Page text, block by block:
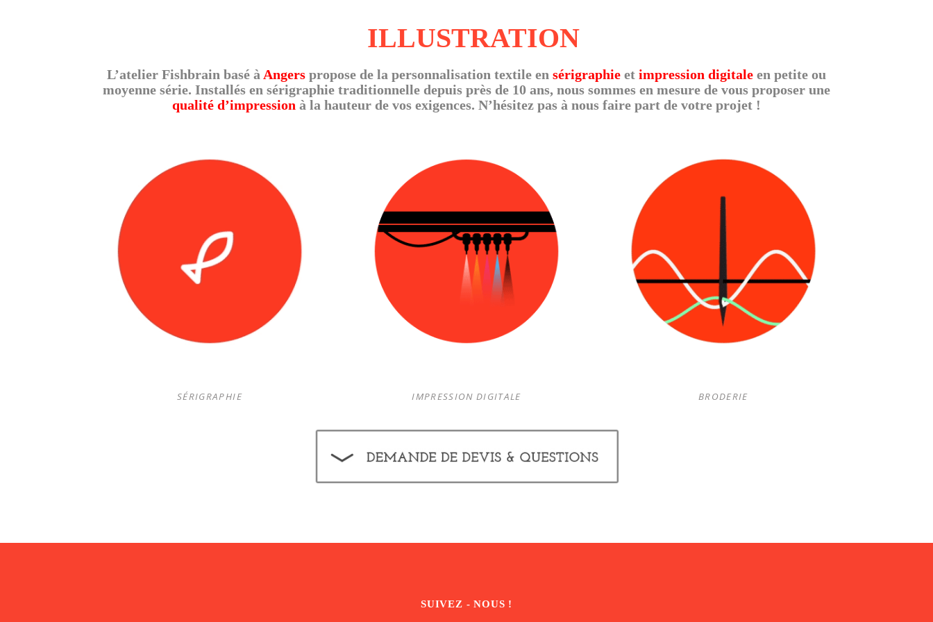
ILLUSTRATION
L’atelier Fishbrain basé à Angers propose de la personnalisation textile en sérigraphie et impression digitale en petite ou
moyenne série. Installés en sérigraphie traditionnelle depuis près de 10 ans, nous sommes en mesure de vous proposer une
qualité d’impression à la hauteur de vos exigences. N’hésitez pas à nous faire part de votre projet !
SÉRIGRAPHIE IMPRESSION DIGITALE BRODERIE
SUIVEZ - NOUS !